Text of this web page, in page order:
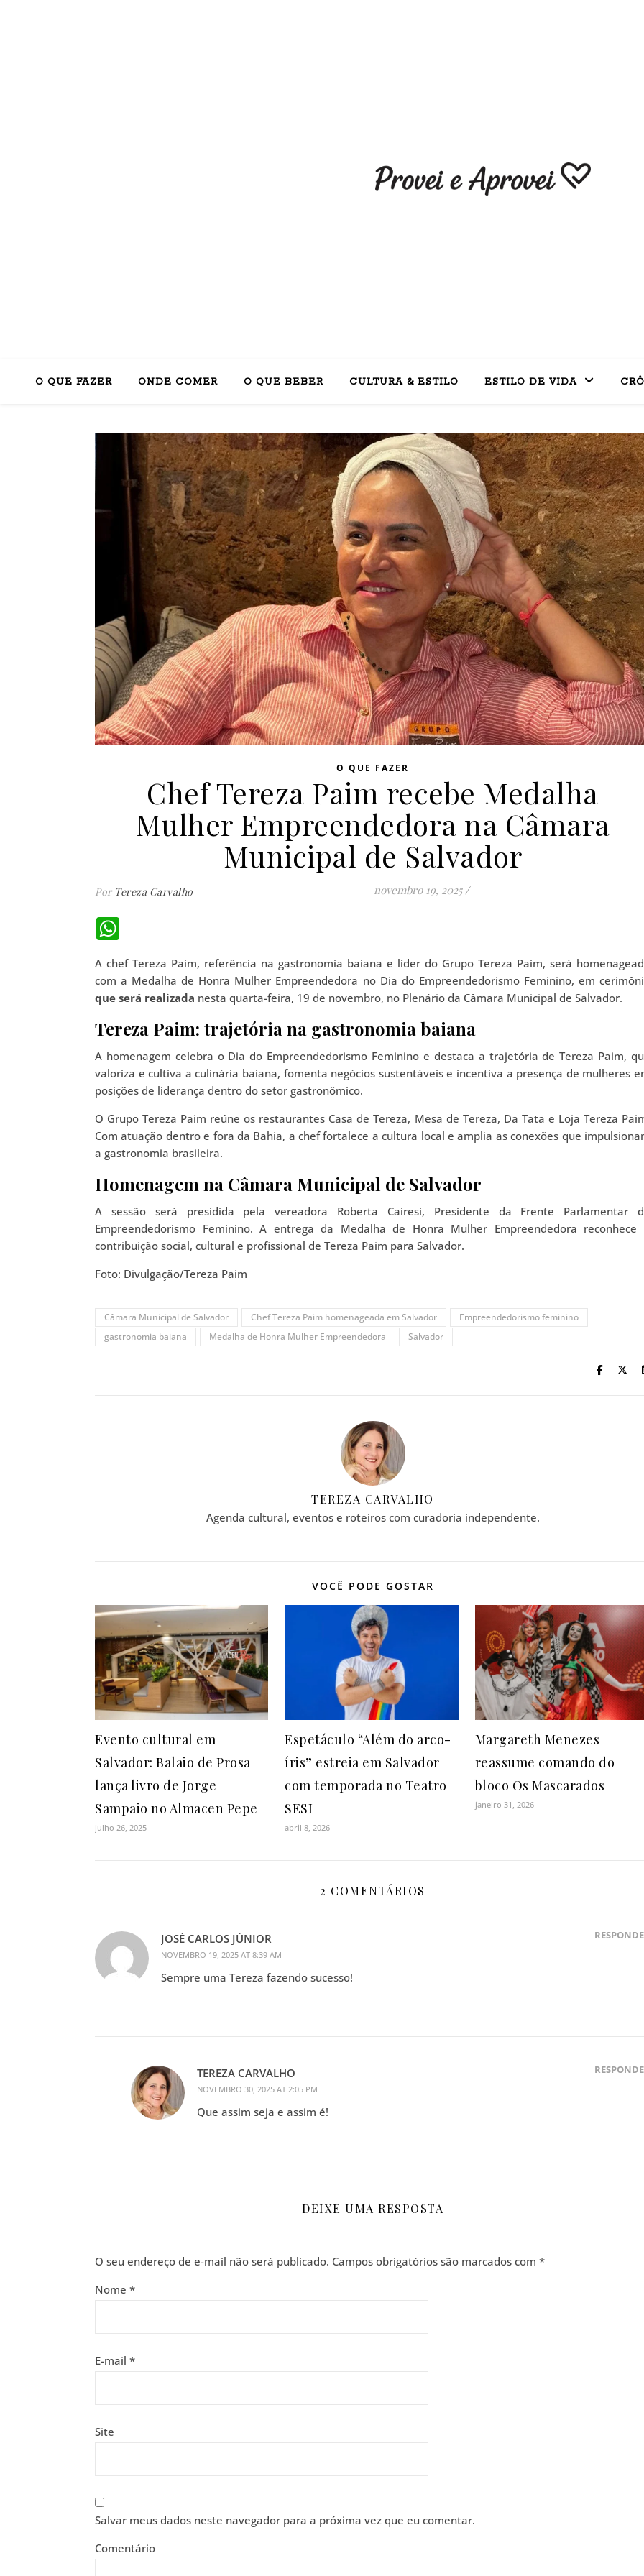
O QUE FAZER ONDE COMER O QUE BEBER CULTURA & ESTILO ESTILO DE VIDA
O QUE FAZER
Chef Tereza Paim recebe Medalha
Mulher Empreendedora na Câmara
Municipal de Salvador
novembro 19, 2025 /
Por Tereza Carvalho
A chef Tereza Paim, referência na gastronomia baiana e líder do Grupo Tereza Paim, será
com a Medalha de Honra Mulher Empreendedora no Dia do Empreendedorismo Feminino, em
que será realizada nesta quarta-feira, 19 de novembro, no Plenário da Câmara Municipal de Salvador.
Tereza Paim: trajetória na gastronomia baiana
A homenagem celebra o Dia do Empreendedorismo Feminino e destaca a trajetória de Tereza Paim,
valoriza e cultiva a culinária baiana, fomenta negócios sustentáveis e incentiva a presença de mulheres
posições de liderança dentro do setor gastronômico.
O Grupo Tereza Paim reúne os restaurantes Casa de Tereza, Mesa de Tereza, Da Tata e Loja Tereza
Com atuação dentro e fora da Bahia, a chef fortalece a cultura local e amplia as conexões que
a gastronomia brasileira.
Homenagem na Câmara Municipal de Salvador
A sessão será presidida pela vereadora Roberta Cairesi, Presidente da Frente Parlamentar
Empreendedorismo Feminino. A entrega da Medalha de Honra Mulher Empreendedora reconhece
contribuição social, cultural e profissional de Tereza Paim para Salvador.
Foto: Divulgação/Tereza Paim
Câmara Municipal de Salvador Chef Tereza Paim homenageada em Salvador
Empreendedorismo feminino
gastronomia baiana
Medalha de Honra Mulher Empreendedora Salvador
TEREZA CARVALHO
Agenda cultural, eventos e roteiros com curadoria independente.
VOCÊ PODE GOSTAR
Evento cultural em
Salvador: Balaio de Prosa
lança livro de Jorge
Sampaio no Almacen Pepe
julho 26, 2025
Espetáculo “Além do arco-
íris” estreia em Salvador
com temporada no Teatro
SESI
abril 8, 2026
Margareth Menezes
reassume comando do
bloco Os Mascarados
janeiro 31, 2026
2 COMENTÁRIOS
JOSÉ CARLOS JÚNIOR
NOVEMBRO 19, 2025 AT 8:39 AM
Sempre uma Tereza fazendo sucesso!
TEREZA CARVALHO
NOVEMBRO 30, 2025 AT 2:05 PM
Que assim seja e assim é!
DEIXE UMA RESPOSTA
O seu endereço de e-mail não será publicado. Campos obrigatórios são marcados com *
Nome *
E-mail *
Site
Salvar meus dados neste navegador para a próxima vez que eu comentar.
Comentário